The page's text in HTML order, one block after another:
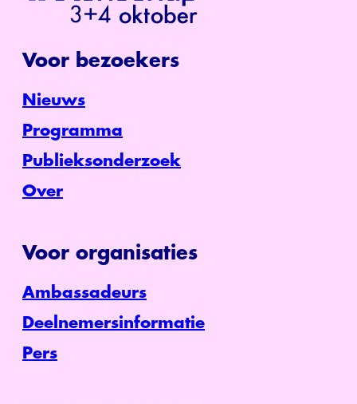
Voor bezoekers
Nieuws
Programma
Publieksonderzoek
Over
Voor organisaties
Ambassadeurs
Deelnemersinformatie
Pers